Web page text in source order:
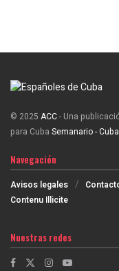
© 2025 ACC- Una
para Cuba Semanario -
Navegación
Avisos legales
Contenu Illicite
Nuestras redes